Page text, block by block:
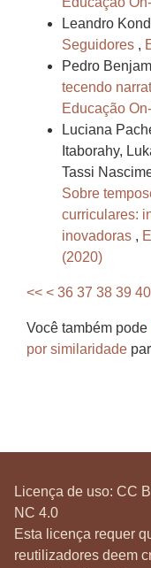
Leandro
Seguidores ,
Pedro
tecendo
Educação
Luciana
Itaborahy,
Tassi
Sobre
curriculares:
inovadoras ,
(2020)
<< < 36 37 38 39 40
Você também pode
por similaridade
Licença de uso: CC
NC 4.0
Esta licença requer
reutilizadores deem